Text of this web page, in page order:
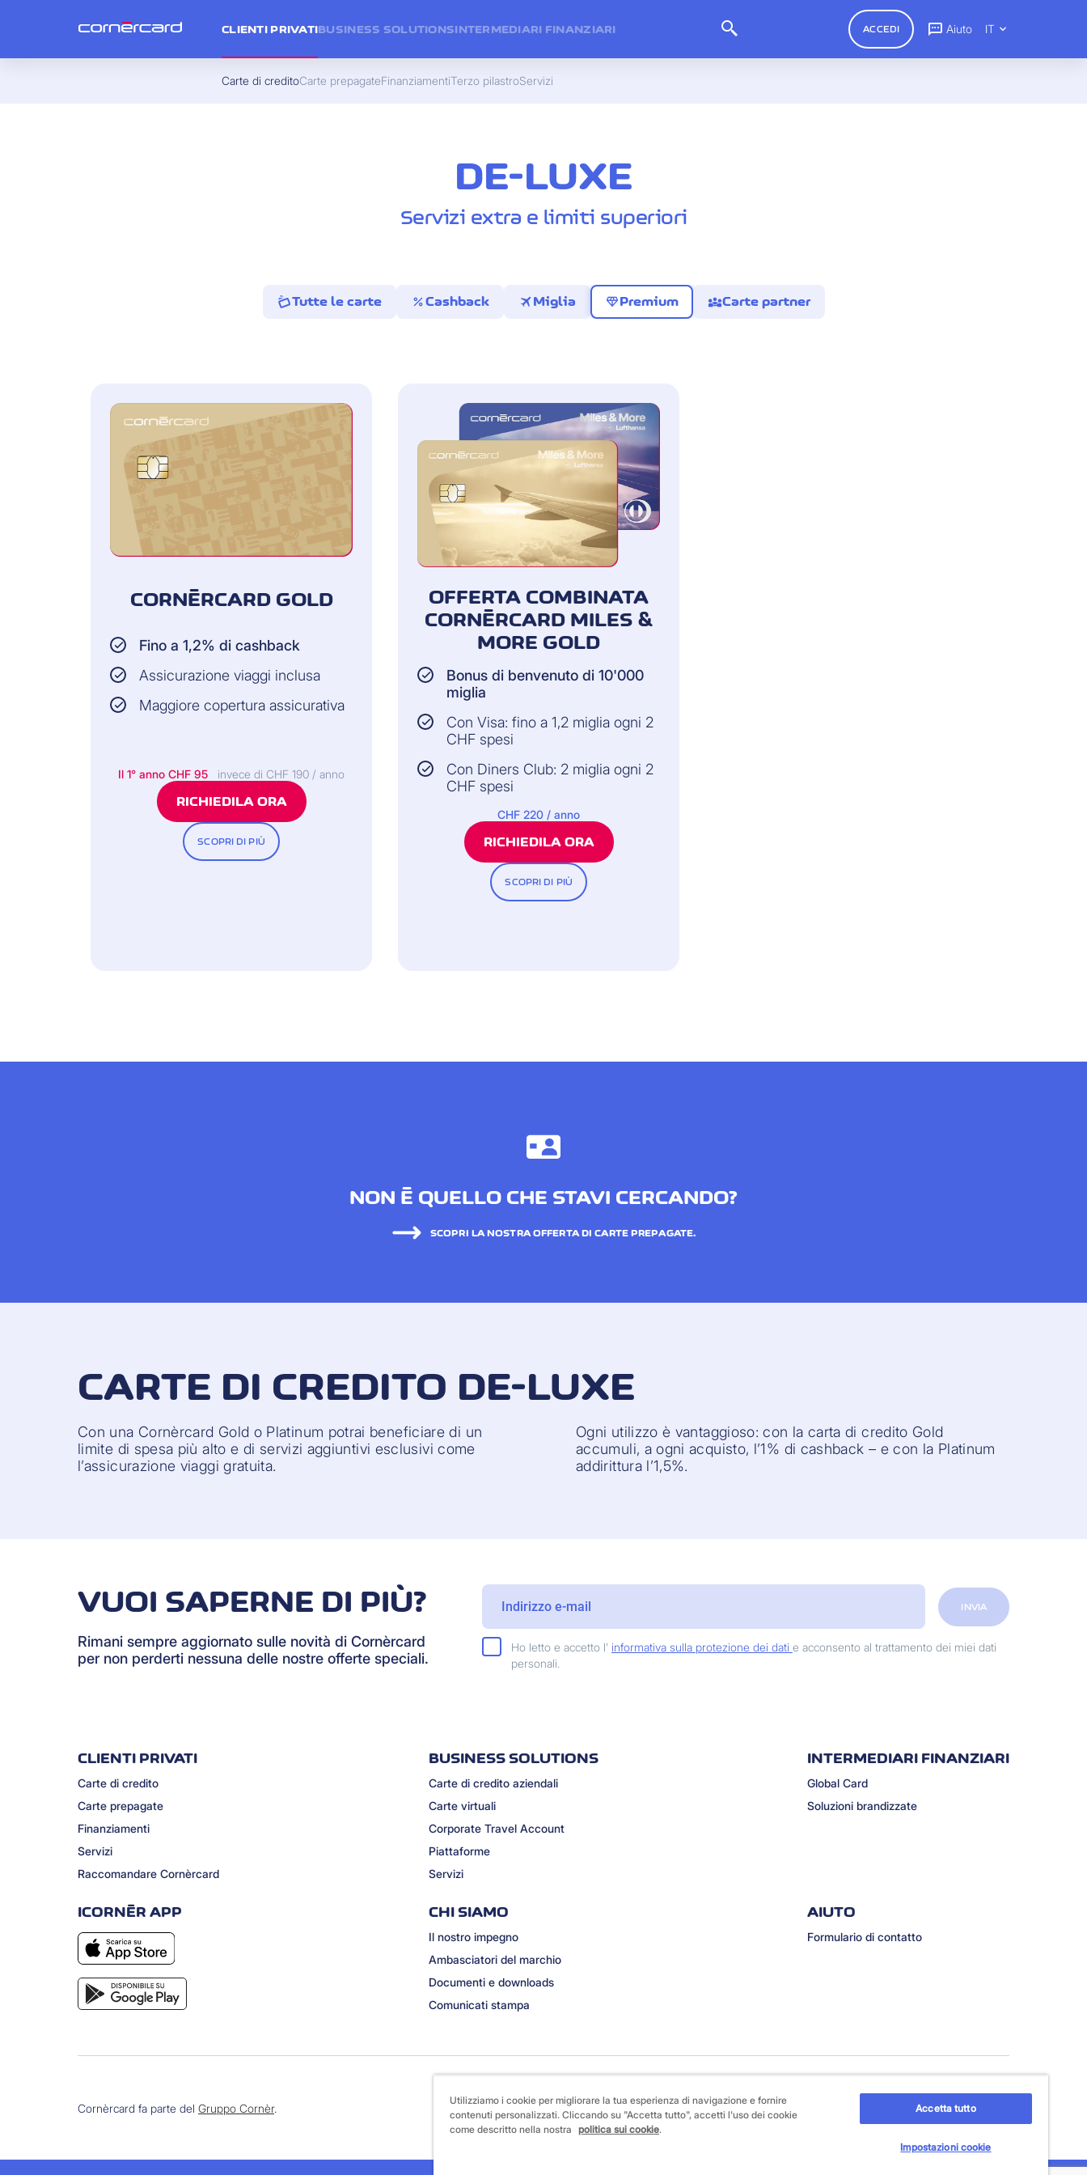
DE-LUXE
Servizi extra e limiti superiori
Tutte le carte percentCashback travel Miglia diamondPremium diversity_3Carte partner
CORNÈRCARD GOLD
Fino a 1,2% di cashback
Assicurazione viaggi inclusa
Maggiore copertura assicurativa
Il 1° anno CHF 95 invece di CHF 190 / anno
RICHIEDILA ORA
SCOPRI DI PIÙ
OFFERTA COMBINATA
CORNÈRCARD MILES &
MORE GOLD
Bonus di benvenuto di 10'000
miglia
Con Visa: fino a 1,2 miglia ogni 2
CHF spesi
Con Diners Club: 2 miglia ogni 2
CHF spesi
CHF 220 / anno
RICHIEDILA ORA
SCOPRI DI PIÙ
NON È QUELLO CHE STAVI CERCANDO?
SCOPRI LA NOSTRA OFFERTA DI CARTE PREPAGATE.
CARTE DI CREDITO DE-LUXE
Con una Cornèrcard Gold o Platinum potrai beneficiare di un
limite di spesa più alto e di servizi aggiuntivi esclusivi come
l’assicurazione viaggi gratuita.
Ogni utilizzo è vantaggioso: con la carta di credito Gold
accumuli, a ogni acquisto, l’1% di cashback – e con la Platinum
addirittura l’1,5%.
VUOI SAPERNE DI PIÙ?
Rimani sempre aggiornato sulle novità di Cornèrcard
per non perderti nessuna delle nostre offerte speciali.
Ho letto e accetto l' informativa sulla protezione dei dati e acconsento al trattamento dei miei dati
personali.
INVIA
CLIENTI PRIVATI
Carte di credito
Carte prepagate
Finanziamenti
Servizi
Raccomandare Cornèrcard
BUSINESS SOLUTIONS
Carte di credito aziendali
Carte virtuali
Corporate Travel Account
Piattaforme
Servizi
INTERMEDIARI FINANZIARI
Global Card
Soluzioni brandizzate
ICORNÈR APP CHI SIAMO
Il nostro impegno
Ambasciatori del marchio
Documenti e downloads
Comunicati stampa
AIUTO
Formulario di contatto
Cornèrcard fa parte del Gruppo Cornèr.
CLIENTI PRIVATI
Carte di creditoCarte prepagateFinanziamentiTerzo pilastroServizi
BUSINESS SOLUTIONSINTERMEDIARI FINANZIARI ACCEDI Aiuto IT
Utilizziamo i cookie per migliorare la tua esperienza di navigazione e fornire
contenuti personalizzati. Cliccando su "Accetta tutto", accetti l'uso dei cookie
come descritto nella nostra politica sui cookie.
Accetta tutto
Impostazioni cookie